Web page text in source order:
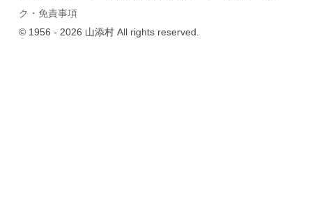
ク・免責事項
© 1956 - 2026 山添村 All rights reserved.